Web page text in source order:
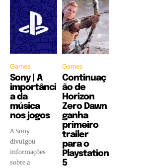
Games
Sony | A
importânci
a da
música
nos jogos
A Sony
divulgou
informações
sobre a
Games
Continuaç
ão de
Horizon
Zero Dawn
ganha
primeiro
trailer
para o
Playstation
5